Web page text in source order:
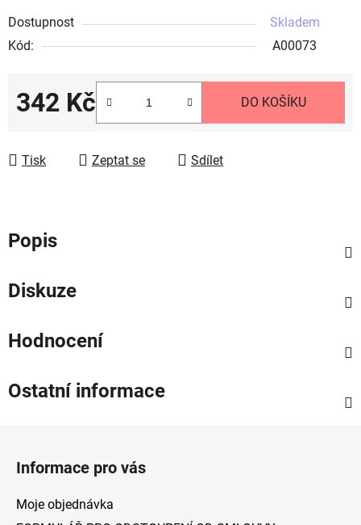
Dostupnost
Skladem
Kód:
A00073
342 Kč DO KOŠÍKU
Tisk Zeptat se Sdílet
Popis
Diskuze
Hodnocení
Ostatní informace
Informace pro vás
Moje objednávka